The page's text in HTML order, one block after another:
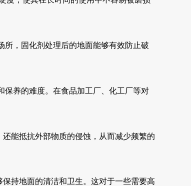
所，固化剂处理后的地面能够有效防止破
保养的难度。在食品加工厂、化工厂等对
能抵抗外部物质的侵蚀，从而减少频繁的
持地面的清洁和卫生。这对于一些需要高